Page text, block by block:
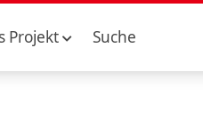
Projekt Suche